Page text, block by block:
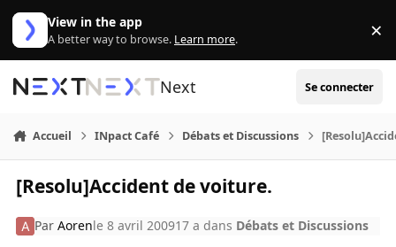
Aller au contenu
View in the app
A better way to browse. Learn more. ×
Next Se connecter
Accueil INpact Café Débats et Discussions
[Resolu]Accident de voiture.
ParAorenle 8 avril 200917 a dans Débats et Discussions